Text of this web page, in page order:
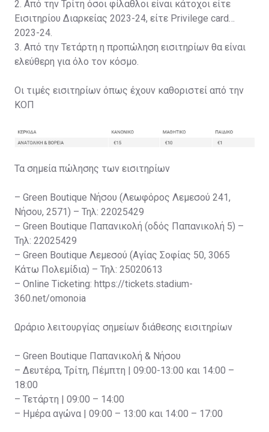
2. Από την Τρίτη όσοι φίλαθλοι είναι κάτοχοι είτε
Εισιτηρίου Διαρκείας 2023-24, είτε Privilege card
2023-24.
3. Από την Τετάρτη η προπώληση εισιτηρίων θα είναι
ελεύθερη για όλο τον κόσμο.
Οι τιμές εισιτηρίων όπως έχουν καθοριστεί από την
ΚΟΠ
Τα σημεία πώλησης των εισιτηρίων
– Green Boutique Νήσου (Λεωφόρος Λεμεσού 241,
Νήσου, 2571) – Τηλ: 22025429
– Green Boutique Παπανικολή (οδός Παπανικολή 5) –
Τηλ: 22025429
– Green Boutique Λεμεσού (Αγίας Σοφίας 50, 3065
Κάτω Πολεμίδια) – Τηλ: 25020613
– Online Ticketing: https://tickets.stadium-
360.net/omonoia
Ωράριο λειτουργίας σημείων διάθεσης εισιτηρίων
– Green Boutique Παπανικολή & Νήσου
– Δευτέρα, Τρίτη, Πέμπτη | 09:00-13:00 και 14:00 –
18:00
– Τετάρτη | 09:00 – 14:00
– Ημέρα αγώνα | 09:00 – 13:00 και 14:00 – 17:00